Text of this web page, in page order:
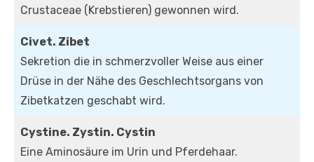
Crustaceae (Krebstieren) gewonnen wird.
Civet. Zibet
Sekretion die in schmerzvoller Weise aus einer
Drüse in der Nähe des Geschlechtsorgans von
Zibetkatzen geschabt wird.
Cystine. Zystin. Cystin
Eine Aminosäure im Urin und Pferdehaar.